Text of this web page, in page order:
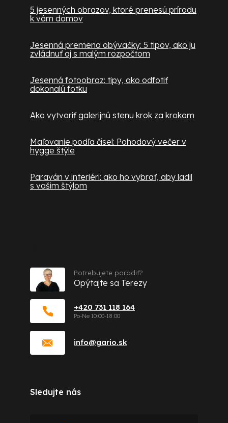
5 jesenných obrazov, ktoré prenesú prírodu
k vám domov
Jesenná premena obývačky: 5 tipov, ako ju
zvládnuť aj s malým rozpočtom
Jesenná fotoobraz: tipy, ako odfotiť
dokonalú fotku
Ako vytvoriť galerijnú stenu krok za krokom
Maľovanie podľa čísel: Pohodový večer v
hygge štýle
Paraván v interiéri: ako ho vybrať, aby ladil
s vašim štýlom
info@gario.sk
+420 731 118 164
Potrebujete poradiť?
Opýtajte sa Terezy
Sledujte nás